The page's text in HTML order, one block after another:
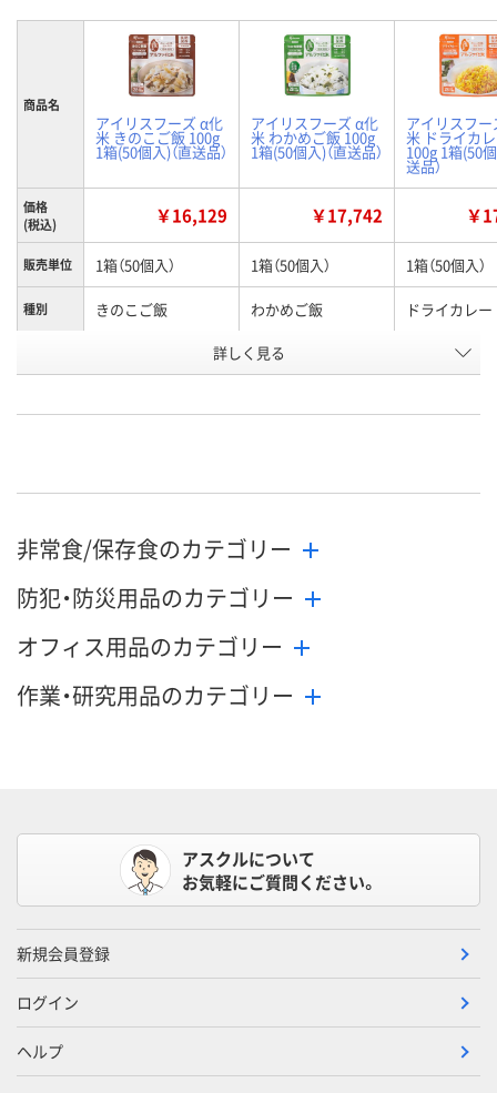
商品名
アイリスフーズ α化
米 きのこご飯 100g
1箱(50個入)（直送品）
アイリスフーズ α化
米 わかめご飯 100g
1箱(50個入)（直送品）
アイリスフ
米 ドライカ
100g 1箱(50
送品）
価格
(税込)
￥16,129 ￥17,742 ￥
販売単位 1箱（50個入） 1箱（50個入） 1箱（50個入）
種別 きのこご飯 わかめご飯 ドライカレー
WJ97901 WJ97900
メーカー都合により
メーカー都合により
メーカー都合
詳しく見る
非常食/保存食のカテゴリー
防犯・防災用品のカテゴリー
オフィス用品のカテゴリー
作業・研究用品のカテゴリー
アスクルについて
お気軽にご質問ください。
新規会員登録
ログイン
ヘルプ